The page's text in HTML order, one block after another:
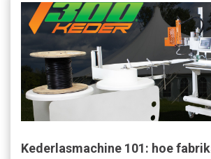
Kederlasmachine 101: hoe